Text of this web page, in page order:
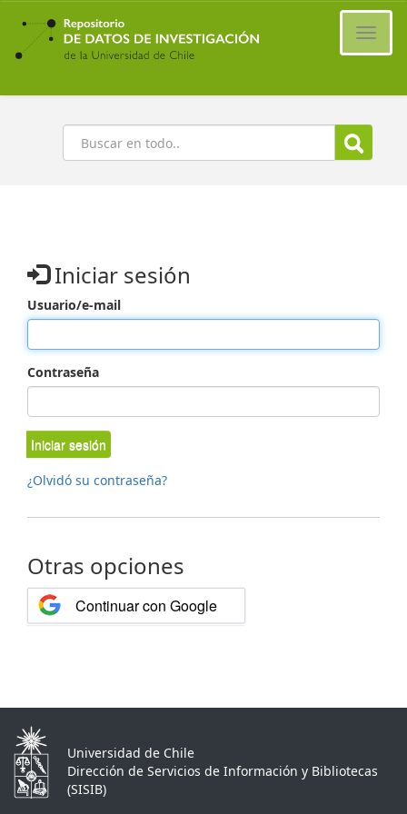
Ir
contenido
principal
Buscar
Iniciar sesión
Usuario/e-mail
Contraseña
Iniciar sesión
¿Olvidó su contraseña?
Otras opciones
Continuar con Google
Universidad de Chile
Dirección de Servicios de Información y Bibliotecas
(SISIB)